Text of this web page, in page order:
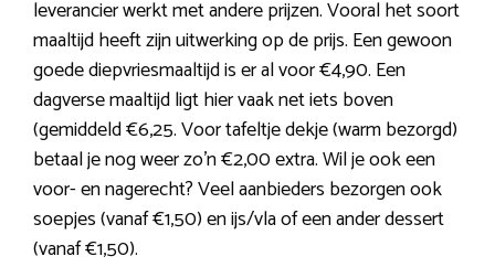
leverancier werkt met andere prijzen. Vooral het soort
maaltijd heeft zijn uitwerking op de prijs. Een gewoon
goede diepvriesmaaltijd is er al voor €4,90. Een
dagverse maaltijd ligt hier vaak net iets boven
(gemiddeld €6,25. Voor tafeltje dekje (warm bezorgd)
betaal je nog weer zo’n €2,00 extra. Wil je ook een
voor- en nagerecht? Veel aanbieders bezorgen ook
soepjes (vanaf €1,50) en ijs/vla of een ander dessert
(vanaf €1,50).